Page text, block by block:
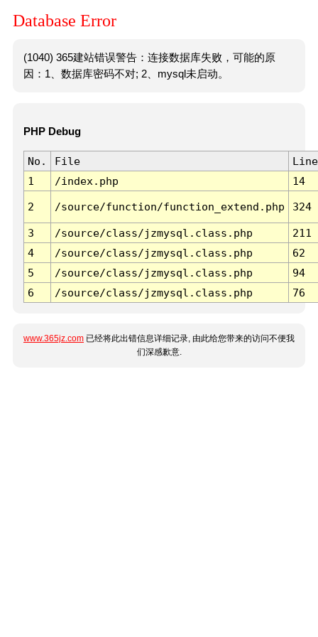
Database Error
(1040) 365建站错误警告：连接数据库失败，可能的原
因：1、数据库密码不对; 2、mysql未启动。
PHP Debug
No. File
Line
1
/index.php 14
2 /source/function/function_extend.php 324
3 /source/class/jzmysql.class.php
211
4
/source/class/jzmysql.class.php
62
5
/source/class/jzmysql.class.php
94
6
/source/class/jzmysql.class.php 76
www.365jz.com 已经将此出错信息详细记录, 由此给您带来的访问不便我
们深感歉意.